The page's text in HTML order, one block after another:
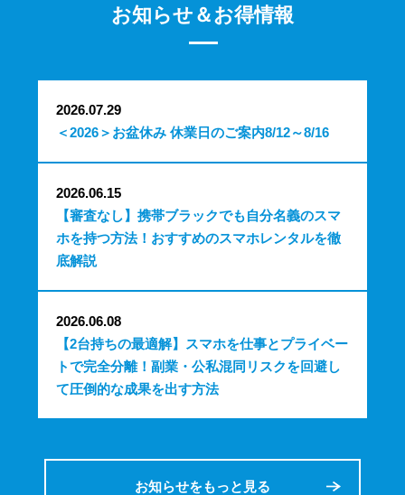
お知らせ＆お得情報
2026.07.29
＜2026＞お盆休み 休業日のご案内8/12～8/16
2026.06.15
【審査なし】携帯ブラックでも自分名義のスマ
ホを持つ方法！おすすめのスマホレンタルを徹
底解説
2026.06.08
【2台持ちの最適解】スマホを仕事とプライベー
トで完全分離！副業・公私混同リスクを回避し
て圧倒的な成果を出す方法
お知らせをもっと見る